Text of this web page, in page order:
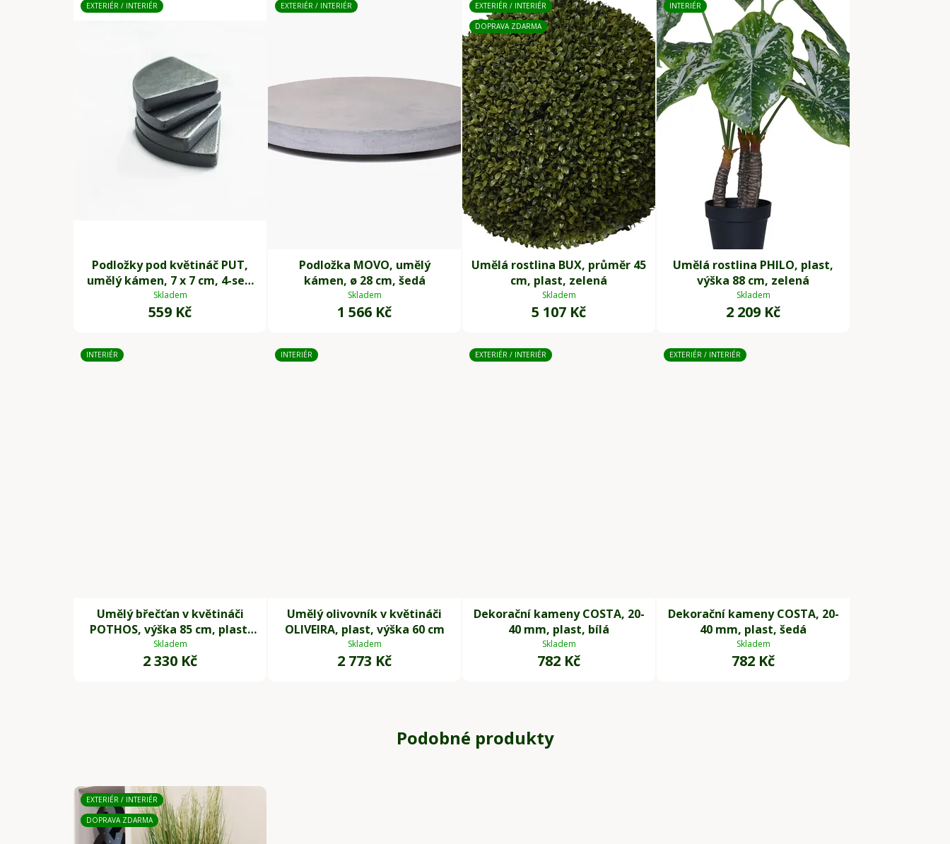
EXTERIÉR / INTERIÉR
Podložky pod květináč PUT,
umělý kámen, 7 x 7 cm, 4-set,
šedé
Skladem
559 Kč
EXTERIÉR / INTERIÉR
Podložka MOVO, umělý
kámen, ø 28 cm, šedá
Skladem
1 566 Kč
EXTERIÉR / INTERIÉR
DOPRAVA ZDARMA
Umělá rostlina BUX, průměr 45
cm, plast, zelená
Skladem
5 107 Kč
INTERIÉR
Umělá rostlina PHILO, plast,
výška 88 cm, zelená
Skladem
2 209 Kč
INTERIÉR
Umělý břečťan v květináči
POTHOS, výška 85 cm, plast,
zelený
Skladem
2 330 Kč
INTERIÉR
Umělý olivovník v květináči
OLIVEIRA, plast, výška 60 cm
Skladem
2 773 Kč
EXTERIÉR / INTERIÉR
Dekorační kameny COSTA, 20-
40 mm, plast, bílá
Skladem
782 Kč
EXTERIÉR / INTERIÉR
Dekorační kameny COSTA, 20-
40 mm, plast, šedá
Skladem
782 Kč
Podobné produkty
EXTERIÉR / INTERIÉR
DOPRAVA ZDARMA